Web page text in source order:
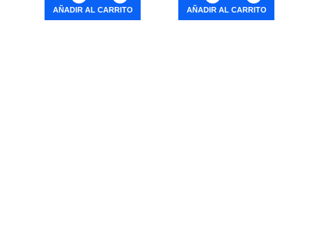
AÑADIR AL CARRITO AÑADIR AL CARRITO